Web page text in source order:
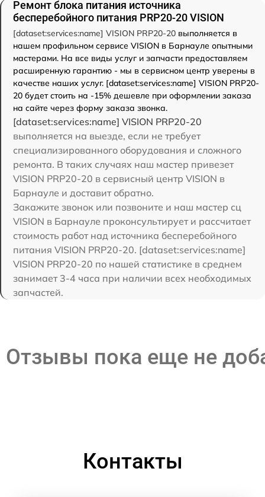
Ремонт блока питания источника
бесперебойного питания PRP20-20 VISION
[dataset:services:name] VISION PRP20-20 выполняется в
нашем профильном сервисе VISION в Барнауле опытными
мастерами. На все виды услуг и запчасти предоставляем
расширенную гарантию - мы в сервисном центр уверены в
качестве наших услуг. [dataset:services:name] VISION PRP20-
20 будет стоить на -15% дешевле при оформлении заказа
на сайте через форму заказа звонка.
[dataset:services:name] VISION PRP20-20
выполняется на выезде, если не требует
специализированного оборудования и сложного
ремонта. В таких случаях наш мастер привезет
VISION PRP20-20 в сервисный центр VISION в
Барнауле и доставит обратно.
Закажите звонок или позвоните и наш мастер сц
VISION в Барнауле проконсультирует и рассчитает
стоимость работ над источника бесперебойного
питания VISION PRP20-20. [dataset:services:name]
VISION PRP20-20 по нашей статистике в среднем
занимает 3-4 часа при наличии всех необходимых
запчастей.
Отзывы пока еще не
Контакты